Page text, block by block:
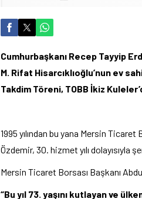
Cumhurbaşkanı Recep Tayyip
M. Rifat Hisarcıklıoğlu’nun ev
Takdim Töreni, TOBB İkiz
1995 yılından bu yana Mersin
Özdemir, 30. hizmet yılı dolayısıyla
Mersin Ticaret Borsası Başkanı
“Bu yıl 73. yaşını kutlayan ve